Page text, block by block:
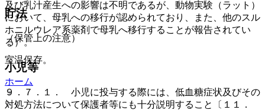
貯法
（保管上の注意）
室温保存。
ホーム
及び乳汁産生への影響は不明であるが、動物実験（ラット）
において、母乳への移行が認められており、また、他のスル
ホニルウレア系薬剤で母乳へ移行することが報告されてい
る）。
小児等
９．７．１． 小児に投与する際には、低血糖症状及びその
対処方法について保護者等にも十分説明すること〔１１．